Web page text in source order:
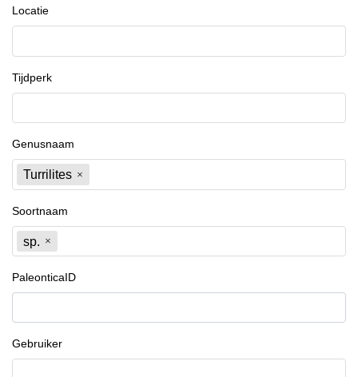
Locatie
Tijdperk
Genusnaam
Turrilites
Soortnaam
sp.
PaleonticaID
Gebruiker